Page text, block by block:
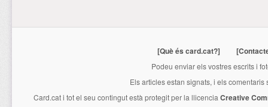
[Què és card.cat?]
Podeu enviar els vostres escrits i
Els articles estan signats, i els
Card.cati tot el seu contingut està protegit per la llicencia Creative